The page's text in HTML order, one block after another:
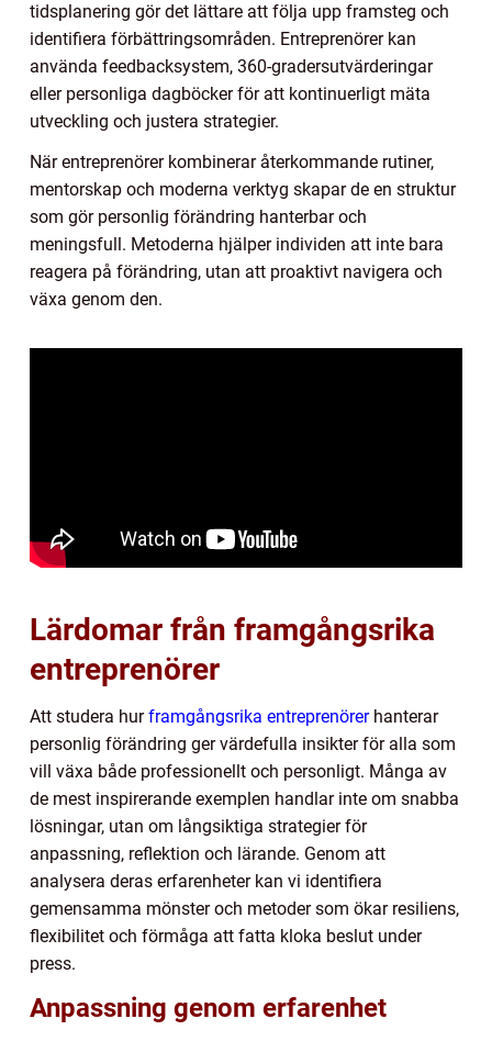
tidsplanering gör det lättare att följa upp framsteg och
identifiera förbättringsområden. Entreprenörer kan
använda feedbacksystem, 360-gradersutvärderingar
eller personliga dagböcker för att kontinuerligt mäta
utveckling och justera strategier.
När entreprenörer kombinerar återkommande rutiner,
mentorskap och moderna verktyg skapar de en struktur
som gör personlig förändring hanterbar och
meningsfull. Metoderna hjälper individen att inte bara
reagera på förändring, utan att proaktivt navigera och
växa genom den.
Lärdomar från framgångsrika
entreprenörer
Att studera hurframgångsrika entreprenörerhanterar
personlig förändring ger värdefulla insikter för alla som
vill växa både professionellt och personligt. Många av
de mest inspirerande exemplen handlar inte om snabba
lösningar, utan om långsiktiga strategier för
anpassning, reflektion och lärande. Genom att
analysera deras erfarenheter kan vi identifiera
gemensamma mönster och metoder som ökar resiliens,
flexibilitet och förmåga att fatta kloka beslut under
press.
Anpassning genom erfarenhet